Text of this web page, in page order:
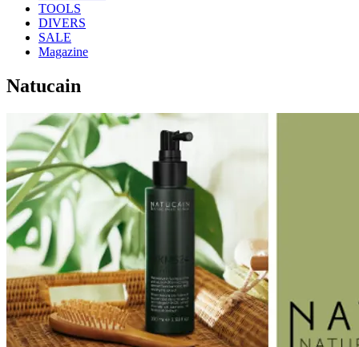
TOOLS
DIVERS
SALE
Magazine
Natucain